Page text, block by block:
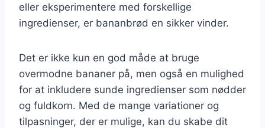
eller eksperimentere med forskellige
ingredienser, er bananbrød en sikker vinder.
Det er ikke kun en god måde at bruge
overmodne bananer på, men også en mulighed
for at inkludere sunde ingredienser som nødder
og fuldkorn. Med de mange variationer og
tilpasninger, der er mulige, kan du skabe dit